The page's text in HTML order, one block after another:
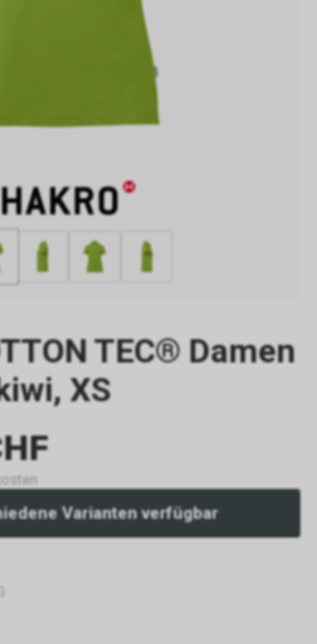
TEC® Damen
XS
Varianten verfügbar